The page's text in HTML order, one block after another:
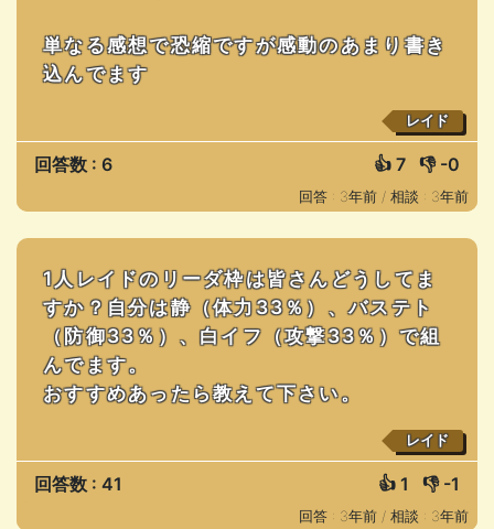
単なる感想で恐縮ですが感動のあまり書き
込んでます
レイド
回答数 : 6 👍 7 👎 -0
回答 : 3年前 / 相談 : 3年前
1人レイドのリーダ枠は皆さんどうしてま
すか？自分は静（体力33％）、バステト
（防御33％）、白イフ（攻撃33％）で組
んでます。
おすすめあったら教えて下さい。
レイド
回答数 : 41 👍 1 👎 -1
回答 : 3年前 / 相談 : 3年前